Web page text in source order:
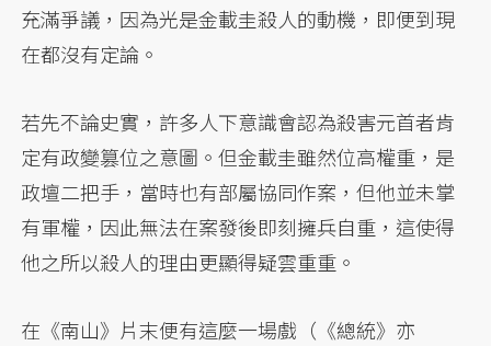
充滿爭議，因為光是金載圭殺人的動機，即便到現
在都沒有定論。
若先不論史實，許多人下意識會認為殺害元首者肯
定有政變篡位之意圖。但金載圭雖然位高權重，是
政壇二把手，當時也有部屬協同作案，但他並未掌
有軍權，因此無法在案發後即刻擁兵自重，這使得
他之所以殺人的理由更顯得疑雲重重。
在《南山》片末便有這麼一場戲（《總統》亦